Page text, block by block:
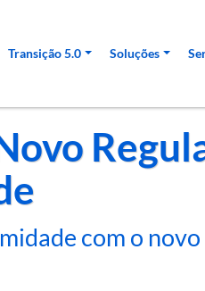
Transição 5.0 Soluções
com o